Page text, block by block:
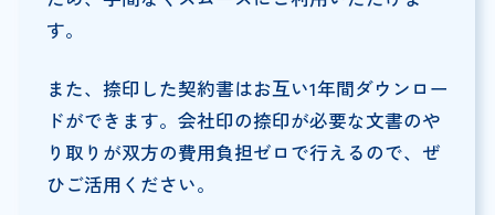
す。
また、捺印した契約書はお互い1年間ダウンロー
ドができます。会社印の捺印が必要な文書のや
り取りが双方の費用負担ゼロで行えるので、ぜ
ひご活用ください。